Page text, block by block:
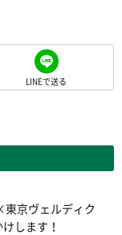
LINEで送る
京ヴェルディク
します！